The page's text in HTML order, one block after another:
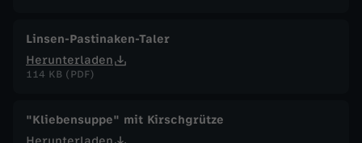
Linsen-Pastinaken-Taler
Herunterladen
114 KB (PDF)
"Kliebensuppe" mit Kirschgrütze